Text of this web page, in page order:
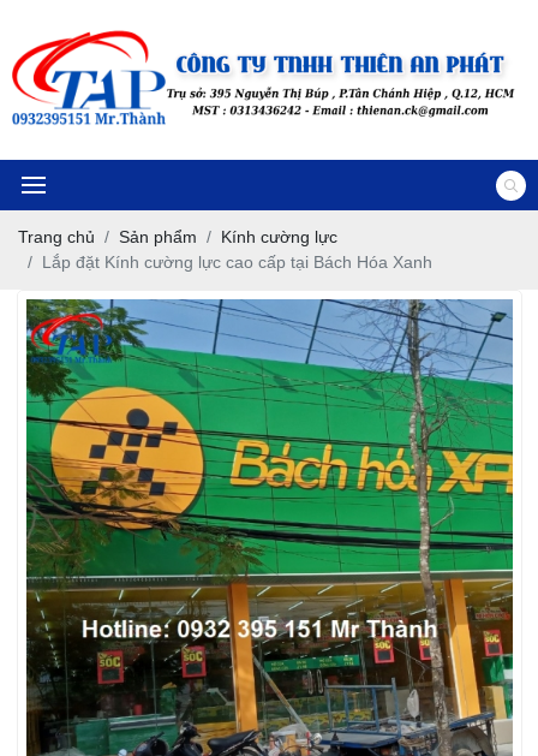
Trang chủ Sản phẩm
Kính cường lực
Lắp đặt Kính cường lực cao cấp tại Bách Hóa Xanh